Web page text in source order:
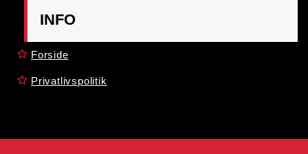
INFO
Forside
Privatlivspolitik